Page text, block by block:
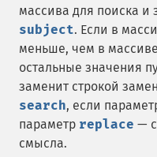
массива для поиска и
subject. Если в
меньше, чем в массиве
остальные значения
заменит строкой
search, если
параметр replace —
смысла.